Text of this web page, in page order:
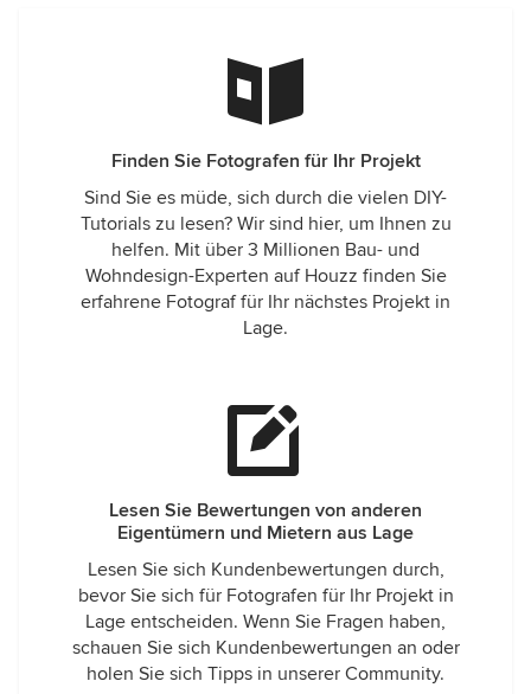
Finden Sie Fotografen für Ihr Projekt
Sind Sie es müde, sich durch die vielen DIY-
Tutorials zu lesen? Wir sind hier, um Ihnen zu
helfen. Mit über 3 Millionen Bau- und
Wohndesign-Experten auf Houzz finden Sie
erfahrene Fotograf für Ihr nächstes Projekt in
Lage.
Lesen Sie Bewertungen von anderen
Eigentümern und Mietern aus Lage
Lesen Sie sich Kundenbewertungen durch,
bevor Sie sich für Fotografen für Ihr Projekt in
Lage entscheiden. Wenn Sie Fragen haben,
schauen Sie sich Kundenbewertungen an oder
holen Sie sich Tipps in unserer Community.